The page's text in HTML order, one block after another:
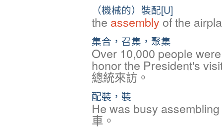
（機械的）裝配[U]
the assembly of the
集合，召集，聚集
Over 10,000 people
honor the President's
總統來訪。
配裝，裝
He was busy
車。